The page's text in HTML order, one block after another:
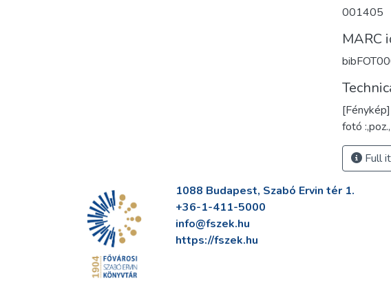
001405
MARC
[Fénykép]
fotó
Full
1088 Budapest, Szabó Ervin tér 1.
+36-1-411-5000
info@fszek.hu
https://fszek.hu